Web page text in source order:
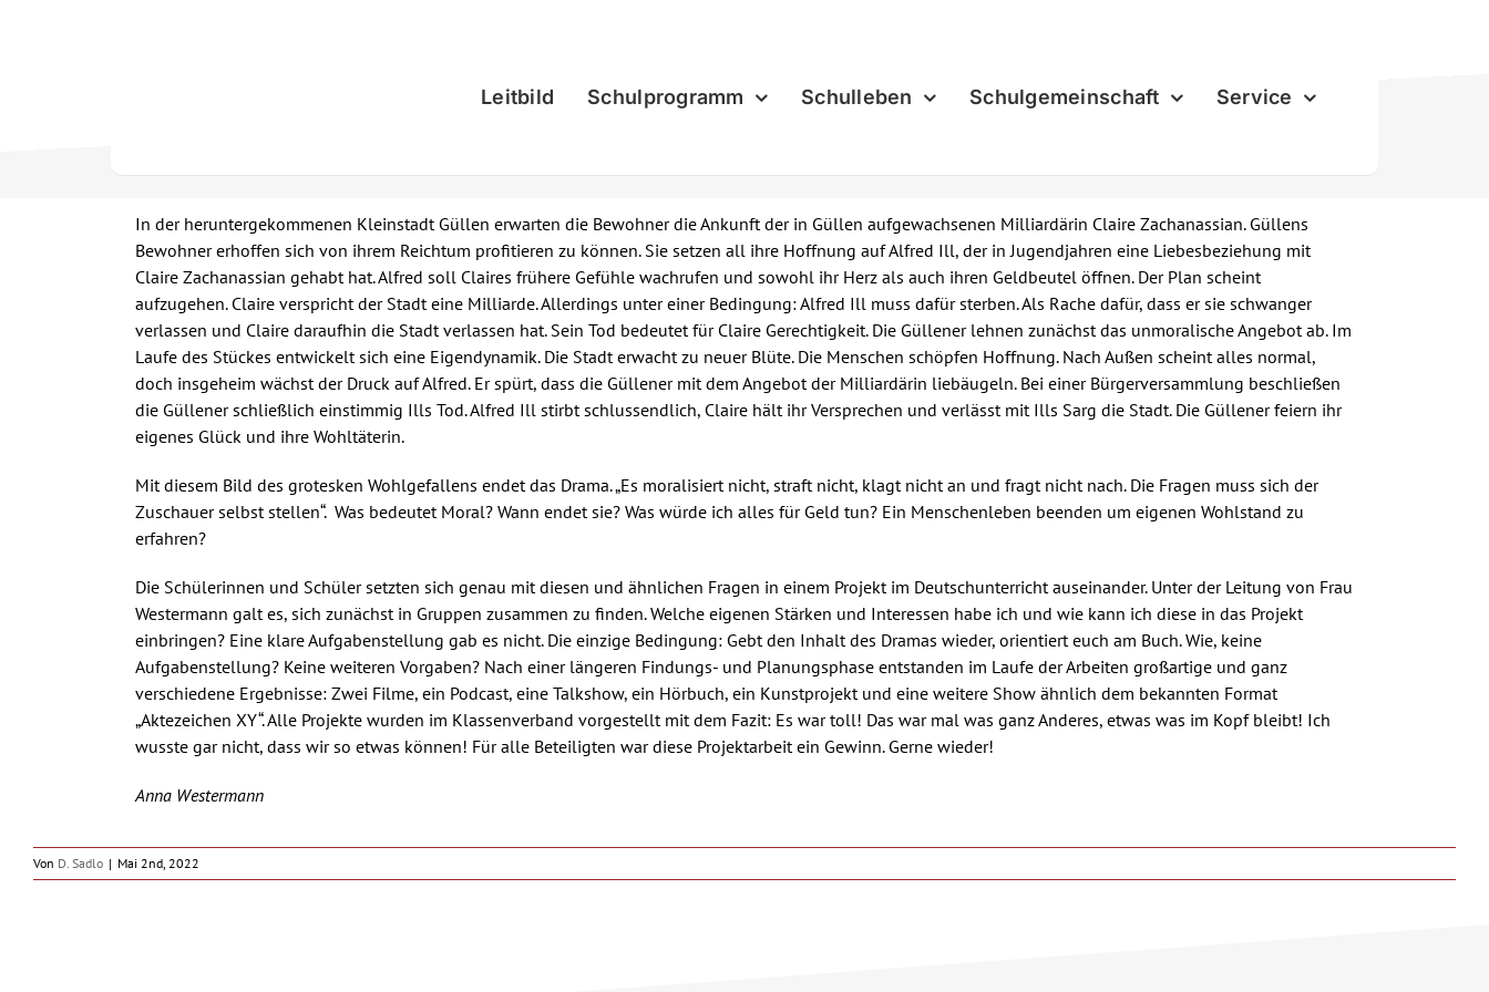
Leitbild Schulprogramm Schulleben Schulgemeinschaft Service
In der heruntergekommenen Kleinstadt Güllen erwarten die Bewohner die Ankunft der in Güllen aufgewachsenen Milliardärin Claire Zachanassian. Güllens
Bewohner erhoffen sich von ihrem Reichtum profitieren zu können. Sie setzen all ihre Hoffnung auf Alfred Ill, der in Jugendjahren eine Liebesbeziehung mit
Claire Zachanassian gehabt hat. Alfred soll Claires frühere Gefühle wachrufen und sowohl ihr Herz als auch ihren Geldbeutel öffnen. Der Plan scheint
aufzugehen. Claire verspricht der Stadt eine Milliarde. Allerdings unter einer Bedingung: Alfred Ill muss dafür sterben. Als Rache dafür, dass er sie schwanger
verlassen und Claire daraufhin die Stadt verlassen hat. Sein Tod bedeutet für Claire Gerechtigkeit. Die Güllener lehnen zunächst das unmoralische Angebot ab. Im
Laufe des Stückes entwickelt sich eine Eigendynamik. Die Stadt erwacht zu neuer Blüte. Die Menschen schöpfen Hoffnung. Nach Außen scheint alles normal,
doch insgeheim wächst der Druck auf Alfred. Er spürt, dass die Güllener mit dem Angebot der Milliardärin liebäugeln. Bei einer Bürgerversammlung beschließen
die Güllener schließlich einstimmig Ills Tod. Alfred Ill stirbt schlussendlich, Claire hält ihr Versprechen und verlässt mit Ills Sarg die Stadt. Die Güllener feiern ihr
eigenes Glück und ihre Wohltäterin.
Mit diesem Bild des grotesken Wohlgefallens endet das Drama. „Es moralisiert nicht, straft nicht, klagt nicht an und fragt nicht nach. Die Fragen muss sich der
Zuschauer selbst stellen“. Was bedeutet Moral? Wann endet sie? Was würde ich alles für Geld tun? Ein Menschenleben beenden um eigenen Wohlstand zu
erfahren?
Die Schülerinnen und Schüler setzten sich genau mit diesen und ähnlichen Fragen in einem Projekt im Deutschunterricht auseinander. Unter der Leitung von Frau
Westermann galt es, sich zunächst in Gruppen zusammen zu finden. Welche eigenen Stärken und Interessen habe ich und wie kann ich diese in das Projekt
einbringen? Eine klare Aufgabenstellung gab es nicht. Die einzige Bedingung: Gebt den Inhalt des Dramas wieder, orientiert euch am Buch. Wie, keine
Aufgabenstellung? Keine weiteren Vorgaben? Nach einer längeren Findungs- und Planungsphase entstanden im Laufe der Arbeiten großartige und ganz
verschiedene Ergebnisse: Zwei Filme, ein Podcast, eine Talkshow, ein Hörbuch, ein Kunstprojekt und eine weitere Show ähnlich dem bekannten Format
„Aktezeichen XY“. Alle Projekte wurden im Klassenverband vorgestellt mit dem Fazit: Es war toll! Das war mal was ganz Anderes, etwas was im Kopf bleibt! Ich
wusste gar nicht, dass wir so etwas können! Für alle Beteiligten war diese Projektarbeit ein Gewinn. Gerne wieder!
Anna Westermann
Von D. Sadlo | Mai 2nd, 2022